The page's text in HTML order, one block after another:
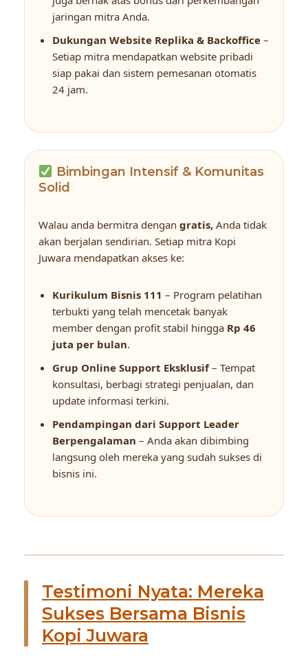
jaringan mitra Anda.
Dukungan Website Replika & Backoffice –
Setiap mitra mendapatkan website pribadi
siap pakai dan sistem pemesanan otomatis
24 jam.
Bimbingan Intensif & Komunitas
Solid
Walau anda bermitra dengan gratis, Anda tidak
akan berjalan sendirian. Setiap mitra Kopi
Juwara mendapatkan akses ke:
Kurikulum Bisnis 111 – Program pelatihan
terbukti yang telah mencetak banyak
member dengan profit stabil hingga Rp 46
juta per bulan.
Grup Online Support Eksklusif– Tempat
konsultasi, berbagi strategi penjualan, dan
update informasi terkini.
Pendampingan dari Support Leader
Berpengalaman – Anda akan dibimbing
langsung oleh mereka yang sudah sukses di
bisnis ini.
Testimoni Nyata: Mereka
Sukses Bersama Bisnis
Kopi Juwara